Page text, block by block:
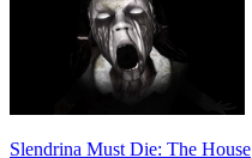
Slendrina Must Die: The House